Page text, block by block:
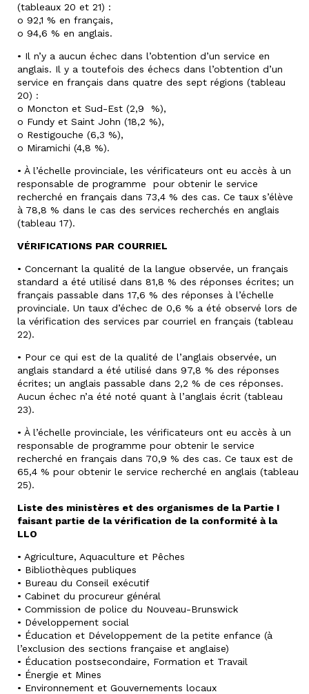
(tableaux 20 et 21) :
o 92,1 % en français,
o 94,6 % en anglais.
• Il n’y a aucun échec dans l’obtention d’un service en
anglais. Il y a toutefois des échecs dans l’obtention d’un
service en français dans quatre des sept régions (tableau
20) :
o Moncton et Sud-Est (2,9 %),
o Fundy et Saint John (18,2 %),
o Restigouche (6,3 %),
o Miramichi (4,8 %).
• À l’échelle provinciale, les vérificateurs ont eu accès à un
responsable de programme pour obtenir le service
recherché en français dans 73,4 % des cas. Ce taux s’élève
à 78,8 % dans le cas des services recherchés en anglais
(tableau 17).
VÉRIFICATIONS PAR COURRIEL
• Concernant la qualité de la langue observée, un français
standard a été utilisé dans 81,8 % des réponses écrites; un
français passable dans 17,6 % des réponses à l’échelle
provinciale. Un taux d’échec de 0,6 % a été observé lors de
la vérification des services par courriel en français (tableau
22).
• Pour ce qui est de la qualité de l’anglais observée, un
anglais standard a été utilisé dans 97,8 % des réponses
écrites; un anglais passable dans 2,2 % de ces réponses.
Aucun échec n’a été noté quant à l’anglais écrit (tableau
23).
• À l’échelle provinciale, les vérificateurs ont eu accès à un
responsable de programme pour obtenir le service
recherché en français dans 70,9 % des cas. Ce taux est de
65,4 % pour obtenir le service recherché en anglais (tableau
25).
Liste des ministères et des organismes de la Partie I
faisant partie de la vérification de la conformité à la
LLO
• Agriculture, Aquaculture et Pêches
• Bibliothèques publiques
• Bureau du Conseil exécutif
• Cabinet du procureur général
• Commission de police du Nouveau-Brunswick
• Développement social
• Éducation et Développement de la petite enfance (à
l’exclusion des sections française et anglaise)
• Éducation postsecondaire, Formation et Travail
• Énergie et Mines
• Environnement et Gouvernements locaux